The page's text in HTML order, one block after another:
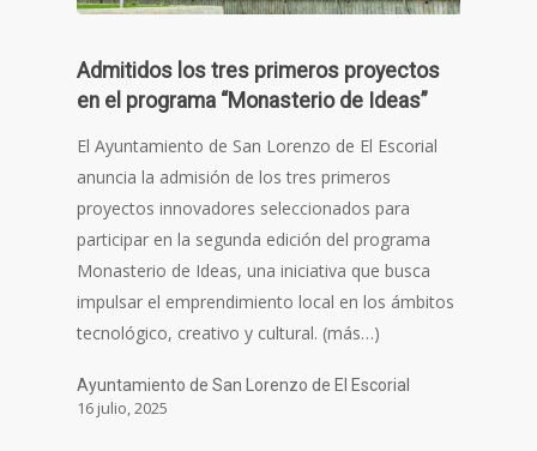
Admitidos los tres primeros proyectos
en el programa “Monasterio de Ideas”
El Ayuntamiento de San Lorenzo de El Escorial
anuncia la admisión de los tres primeros
proyectos innovadores seleccionados para
participar en la segunda edición del programa
Monasterio de Ideas, una iniciativa que busca
impulsar el emprendimiento local en los ámbitos
tecnológico, creativo y cultural. (más…)
Ayuntamiento de San Lorenzo de El Escorial
16 julio, 2025